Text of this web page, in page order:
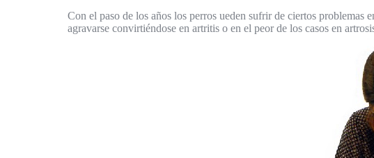
Con el paso de los años los perros ueden sufrir de ciertos problemas
agravarse convirtiéndose en artritis o en el peor de los casos en